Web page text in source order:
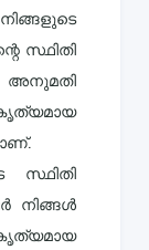
നിങ്ങളുടെ
സ്ഥിതി
സ്ഥിതി
നിങ്ങൾ